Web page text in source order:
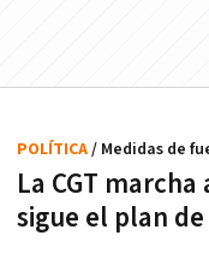
La CGT
sigue el plan
POLÍTICA/ Medidas de